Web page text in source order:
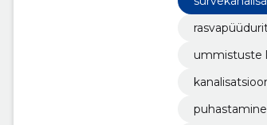
ummistuste